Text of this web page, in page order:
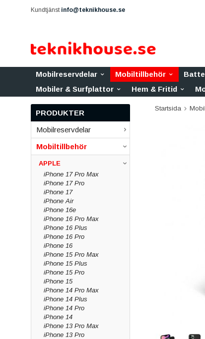
Kundtjänst info@teknikhouse.se
Mobilreservdelar Mobiltillbehör
Mobiler & Surfplattor
Hem & Fritid
PRODUKTER
Mobilreservdelar
Mobiltillbehör
APPLE
iPhone 17 Pro Max
iPhone 17 Pro
iPhone 17
iPhone Air
iPhone 16e
iPhone 16 Pro Max
iPhone 16 Plus
iPhone 16 Pro
iPhone 16
iPhone 15 Pro Max
iPhone 15 Plus
iPhone 15 Pro
iPhone 15
iPhone 14 Pro Max
iPhone 14 Plus
iPhone 14 Pro
iPhone 14
iPhone 13 Pro Max
iPhone 13 Pro
Startsida